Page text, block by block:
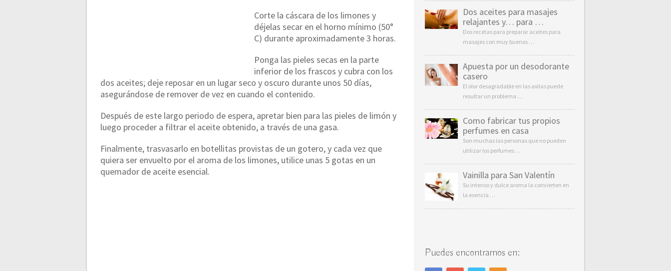
Corte la cáscara de los limones y
déjelas secar en el horno mínimo (50°
C) durante aproximadamente 3 horas.
Ponga las pieles secas en la parte
inferior de los frascos y cubra con los
dos aceites; deje reposar en un lugar seco y oscuro durante unos 50 días,
asegurándose de remover de vez en cuando el contenido.
Después de este largo periodo de espera, apretar bien para las pieles de limón y
luego proceder a filtrar el aceite obtenido, a través de una gasa.
Finalmente, trasvasarlo en botellitas provistas de un gotero, y cada vez que
quiera ser envuelto por el aroma de los limones, utilice unas 5 gotas en un
quemador de aceite esencial.
Dos aceites para masajes
relajantes y… para …
Dos recetas para preparar aceites para
masajes con muy buenos …
Apuesta por un desodorante
casero
El olor desagradable en las axilas puede
resultar un problema …
Como fabricar tus propios
perfumes en casa
Son muchas las personas que no pueden
utilizar los perfumes …
Vainilla para San Valentín
Su intenso y dulce aroma la convierten en
la esencia …
Puedes encontrarnos en: